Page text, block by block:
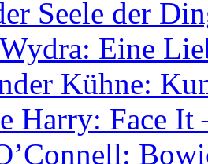
Seele der
Eine
Kühne:
Harry: Face